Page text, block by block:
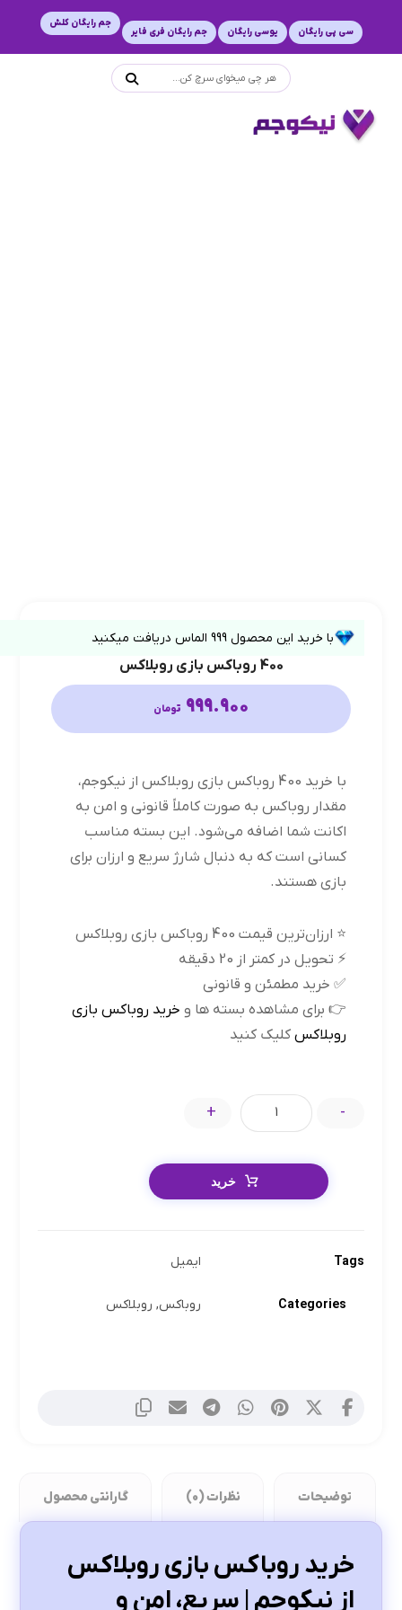
سی پی رایگان یوسی رایگان جم رایگان فری فایر
جم رایگان کلش
با خرید این محصول999 الماس دریافت میکنید
400 روباکس بازی روبلاکس
999.900 تومان
با خرید 400 روباکس بازی روبلاکس از نیکوجم،
مقدار روباکس به صورت کاملاً قانونی و امن به
اکانت شما اضافه می‌شود. این بسته مناسب
کسانی است که به دنبال شارژ سریع و ارزان برای
بازی هستند.
⭐ ارزان‌ترین قیمت 400 روباکس بازی روبلاکس
⚡ تحویل در کمتر از 20 دقیقه
✅ خرید مطمئن و قانونی
👉 برای مشاهده بسته ها و خرید روباکس بازی
روبلاکس کلیک کنید
-
+
خرید
Tags ایمیل
Categories روباکس, روبلاکس
توضیحات نظرات (0) گارانتی محصول
خرید روباکس بازی روبلاکس
از نیکوجم | سریع، امن و